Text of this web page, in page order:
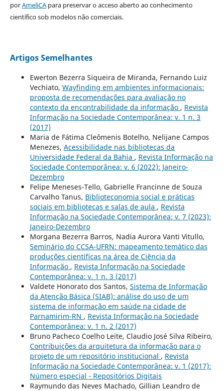
porAmeliCApara preservar o acceso aberto ao conhecimento
científico sob modelos não comerciais.
Artigos Semelhantes
Ewerton Bezerra Siqueira de Miranda, Fernando Luiz
Vechiato, Wayfinding em ambientes informacionais:
proposta de recomendações para avaliação no
contexto da encontrabilidade da informação , Revista
Informação na Sociedade Contemporânea: v. 1 n. 3
(2017)
Maria de Fátima Cleômenis Botelho, Nelijane Campos
Menezes, Acessibilidade nas bibliotecas da
Universidade Federal da Bahia , Revista Informação na
Sociedade Contemporânea: v. 6 (2022): Janeiro-
Dezembro
Felipe Meneses-Tello, Gabrielle Francinne de Souza
Carvalho Tanus, Biblioteconomia social e práticas
sociais em bibliotecas e salas de aula , Revista
Informação na Sociedade Contemporânea: v. 7 (2023):
Janeiro-Dezembro
Morgana Bezerra Barros, Nadia Aurora Vanti Vitullo,
Seminário do CCSA-UFRN: mapeamento temático das
produções científicas na área de Ciência da
Informação , Revista Informação na Sociedade
Contemporânea: v. 1 n. 3 (2017)
Valdete Honorato dos Santos, Sistema de Informação
da Atenção Básica (SIAB): análise do uso de um
sistema de informação em saúde na cidade de
Parnamirim-RN , Revista Informação na Sociedade
Contemporânea: v. 1 n. 2 (2017)
Bruno Pacheco Coelho Leite, Claudio José Silva Ribeiro,
Contribuições da arquitetura da informação para o
projeto de um repositório institucional , Revista
Informação na Sociedade Contemporânea: v. 1 (2017):
Número especial - Repositórios Digitais
Raymundo das Neves Machado, Gillian Leandro de